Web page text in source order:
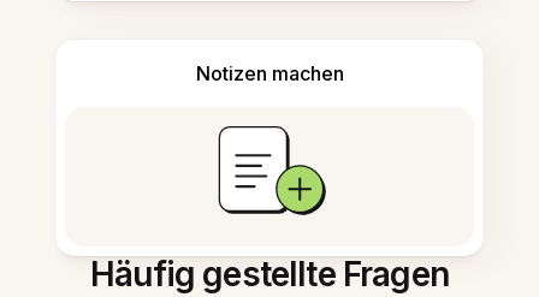
Notizen machen
Häufig gestellte Fragen